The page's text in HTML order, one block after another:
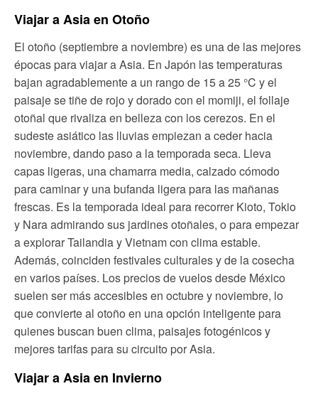
Viajar a Asia en Otoño
El otoño (septiembre a noviembre) es una de las mejores
épocas para viajar a Asia. En Japón las temperaturas
bajan agradablemente a un rango de 15 a 25 °C y el
paisaje se tiñe de rojo y dorado con el momiji, el follaje
otoñal que rivaliza en belleza con los cerezos. En el
sudeste asiático las lluvias empiezan a ceder hacia
noviembre, dando paso a la temporada seca. Lleva
capas ligeras, una chamarra media, calzado cómodo
para caminar y una bufanda ligera para las mañanas
frescas. Es la temporada ideal para recorrer Kioto, Tokio
y Nara admirando sus jardines otoñales, o para empezar
a explorar Tailandia y Vietnam con clima estable.
Además, coinciden festivales culturales y de la cosecha
en varios países. Los precios de vuelos desde México
suelen ser más accesibles en octubre y noviembre, lo
que convierte al otoño en una opción inteligente para
quienes buscan buen clima, paisajes fotogénicos y
mejores tarifas para su circuito por Asia.
Viajar a Asia en Invierno